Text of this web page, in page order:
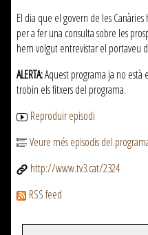
El dia que el govern de les
per a fer una consulta sobre les
hem volgut entrevistar el portaveu
ALERTA:Aquest programa ja no està
trobin els fitxers del programa.
Reproduir episodi
Veure més episodis del
http://www.tv3.cat/2324
RSS feed